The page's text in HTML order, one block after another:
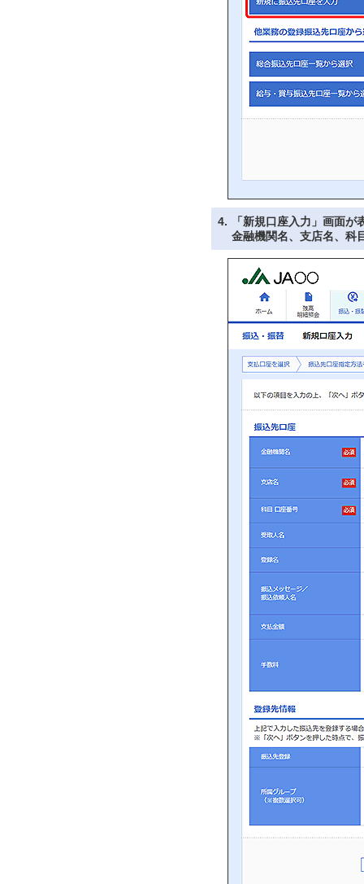
4.
「新規口座入力」画面が
金融機関名、支店名、科